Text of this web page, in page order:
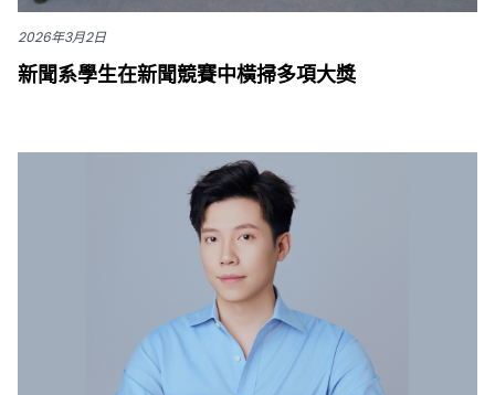
2026年3月2日
新聞系學生在新聞競賽中橫掃多項大獎